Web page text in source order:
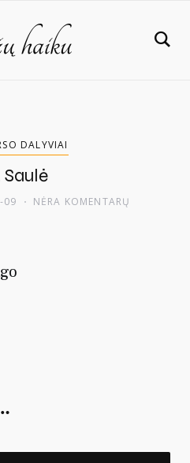
DALYVIAI
Saulė
09 NĖRA KOMENTARŲ